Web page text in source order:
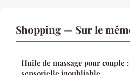
Shopping — Sur le
Huile de massage pour couple
sensorielle inoubliable